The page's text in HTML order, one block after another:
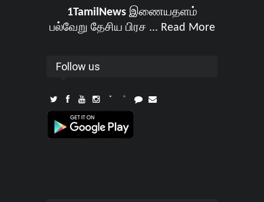
1TamilNewsஇணையதளம்
பல்வேறு தேசிய பிரச ... Read More
Follow us